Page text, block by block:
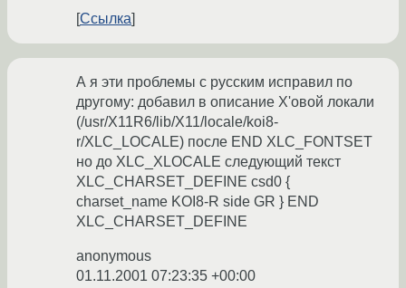
Ссылка
А я эти проблемы с русским исправил по
другому: добавил в описание X'овой локали
(/usr/X11R6/lib/X11/locale/koi8-
r/XLC_LOCALE) после END XLC_FONTSET
но до XLC_XLOCALE следующий текст
XLC_CHARSET_DEFINE csd0 {
charset_name KOI8-R side GR } END
XLC_CHARSET_DEFINE
anonymous
01.11.2001 07:23:35 +00:00